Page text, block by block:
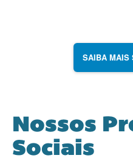
SAIBA MAIS
Nossos
Sociais